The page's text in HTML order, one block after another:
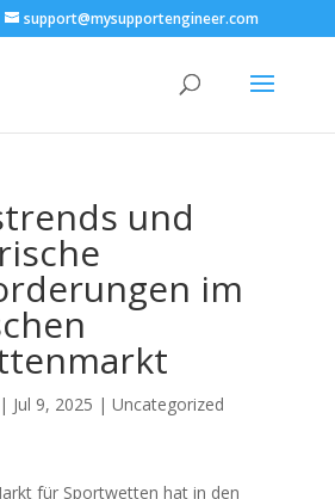
support@mysupportengineer.com
und
im
Jul 9, 2025 | Uncategorized
für Sportwetten hat in den